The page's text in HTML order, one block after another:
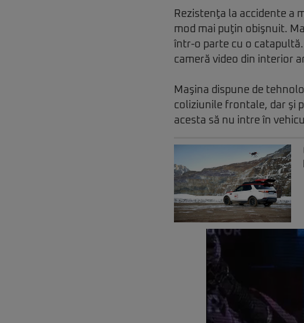
Rezistenţa la accidente a
mod mai puţin obişnuit.
într-o parte cu o
cameră video din interior
Maşina dispune de
coliziunile frontale, dar şi
acesta să nu intre în